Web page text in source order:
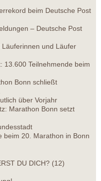
beim Deutsche Post
– Deutsche Post
und Läufer
13.600 Teilnehmende beim
Bonn schließt
über Vorjahr
Marathon Bonn setzt
beim 20. Marathon in Bonn
DU DICH? (12)